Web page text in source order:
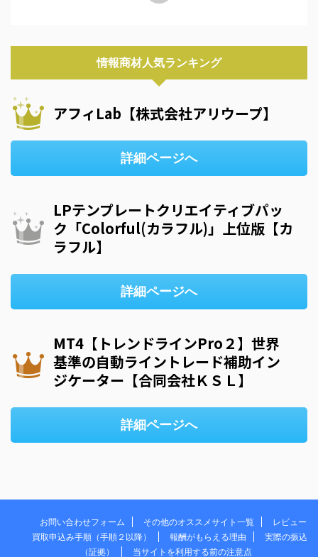
情報商材人気ランキング
アフィLab【株式会社アリウープ】
詳細ページへ
LPテンプレートクリエイティブパッ
ク「Colorful(カラフル)」上位版【カ
ラフル】
詳細ページへ
MT4【トレンドラインPro２】世界
基準の自動ライントレード補助イン
ジケーター【合同会社ＫＳＬ】
詳細ページへ
お問い合わせフォーム その他のオススメサイト一覧
レビュー
買取申込み手順（手順２以降）
報酬がもらえる理由
実際の振込
（証拠）
当サイトを利用する前の注意点